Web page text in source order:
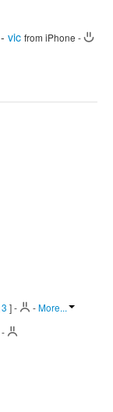
- vic from iPhone -
3 ]- -More...
-